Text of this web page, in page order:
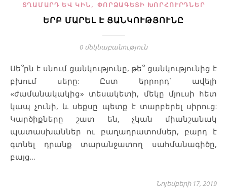
ՏՂԱՄԱՐԴ ԵՎ ԿԻՆ, ՓՈՐՁԱԳԵՏԻ ԽՈՐՀՈՒՐԴՆԵՐ
ԵՐԲ ՄԱՐԵԼ Է ՑԱՆԿՈՒԹՅՈՒՆԸ
0 մեկնաբանություն
Սե՞րն է սնում ցանկությունը, թե՞ ցանկությունից է
բխում սերը: Ըստ երրորդ` ավելի
«ժամանակակից» տեսակետի, մեկը մյուսի հետ
կապ չունի, և սեքսը պետք է տարբերել սիրուց:
Կարծիքները շատ են, չկան միանշանակ
պատասխաններ ու բաղադրատոմսեր, բարդ է
գտնել դրանք տարանջատող սահմանագիծը,
բայց…
Նոյեմբերի 17, 2019